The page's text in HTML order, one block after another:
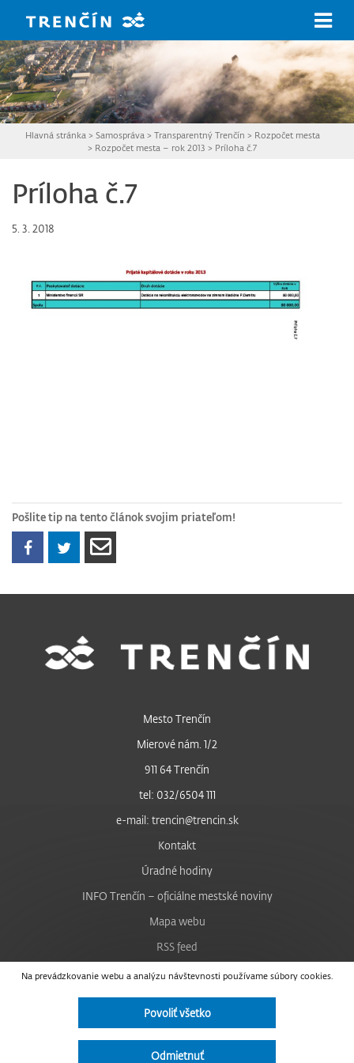
Hlavná stránka > Samospráva > Transparentný Trenčín > Rozpočet mesta
> Rozpočet mesta – rok 2013 > Príloha č.7
Príloha č.7
5. 3. 2018
Pošlite tip na tento článok svojim priateľom!
Na prevádzkovanie webu a analýzu návštevnosti používame súbory cookies.
Povoliť všetko
Odmietnuť
Mesto Trenčín
Mierové nám. 1/2
911 64 Trenčín
tel: 032/6504 111
e-mail: trencin@trencin.sk
Kontakt
Úradné hodiny
INFO Trenčín – oficiálne mestské noviny
Mapa webu
RSS feed
Nastavenie cookies
Facebook
Instagram